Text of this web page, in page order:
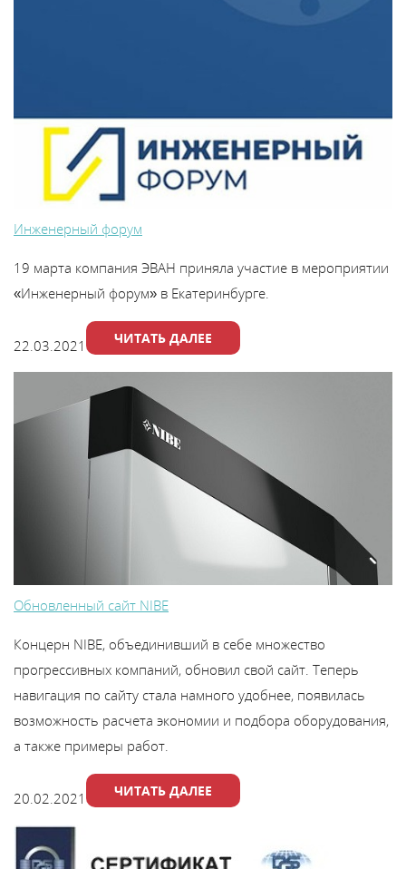
Инженерный форум
19 марта компания ЭВАН приняла участие в мероприятии
«Инженерный форум» в Екатеринбурге.
22.03.2021 ЧИТАТЬ ДАЛЕЕ
Обновленный сайт NIBE
Концерн NIBE, объединивший в себе множество
прогрессивных компаний, обновил свой сайт. Теперь
навигация по сайту стала намного удобнее, появилась
возможность расчета экономии и подбора оборудования,
а также примеры работ.
20.02.2021 ЧИТАТЬ ДАЛЕЕ